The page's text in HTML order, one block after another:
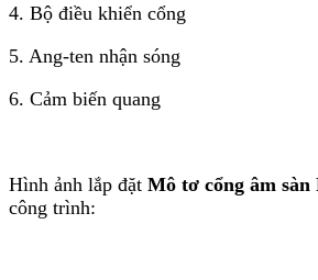
4. Bộ điều khiển cổng
5. Ang-ten nhận sóng
6. Cảm biến quang
Hình ảnh lắp đặt Mô tơ cổng âm sàn
công trình: